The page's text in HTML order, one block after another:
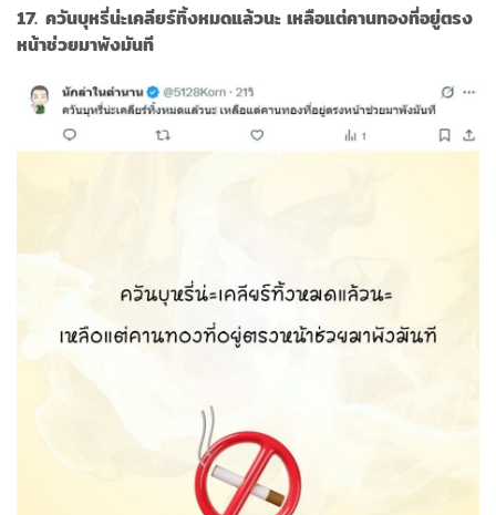
17. ควันบุหรี่น่ะเคลียร์ทิ้งหมดแล้วนะ เหลือแต่คานทองที่อยู่ตรง
หน้าช่วยมาพังมันที